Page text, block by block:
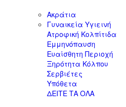
Ακράτια
Γυναικεία Υγιεινή
Ατροφική Κολπίτιδα
Εμμηνόπαυση
Ευαίσθητη Περιοχή
Ξηρότητα Κόλπου
Σερβιέτες
Υπόθετα
ΔΕΙΤΕ ΤΑ ΟΛΑ